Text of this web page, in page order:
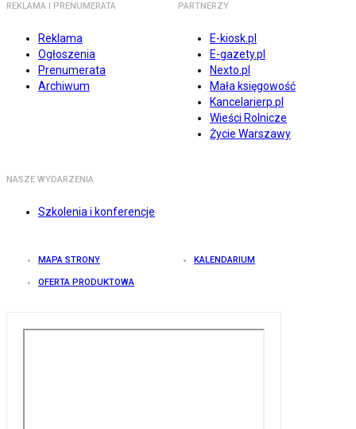
REKLAMA I PRENUMERATA
Reklama
Ogłoszenia
Prenumerata
Archiwum
PARTNERZY
E-kiosk.pl
E-gazety.pl
Nexto.pl
Mała księgowość
Kancelarierp.pl
Wieści Rolnicze
Życie Warszawy
NASZE WYDARZENIA
Szkolenia i konferencje
MAPA STRONY KALENDARIUM
OFERTA PRODUKTOWA